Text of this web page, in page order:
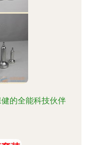
的全能科技伙伴